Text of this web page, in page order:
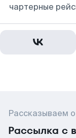
чартерные
Рассказываем
Рассылка с